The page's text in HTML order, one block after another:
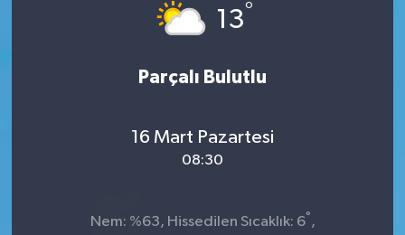
13°
Parçalı Bulutlu
16 Mart Pazartesi
08:30
Nem: %63, Hissedilen Sıcaklık: 6° ,
KULTUR-SANAT